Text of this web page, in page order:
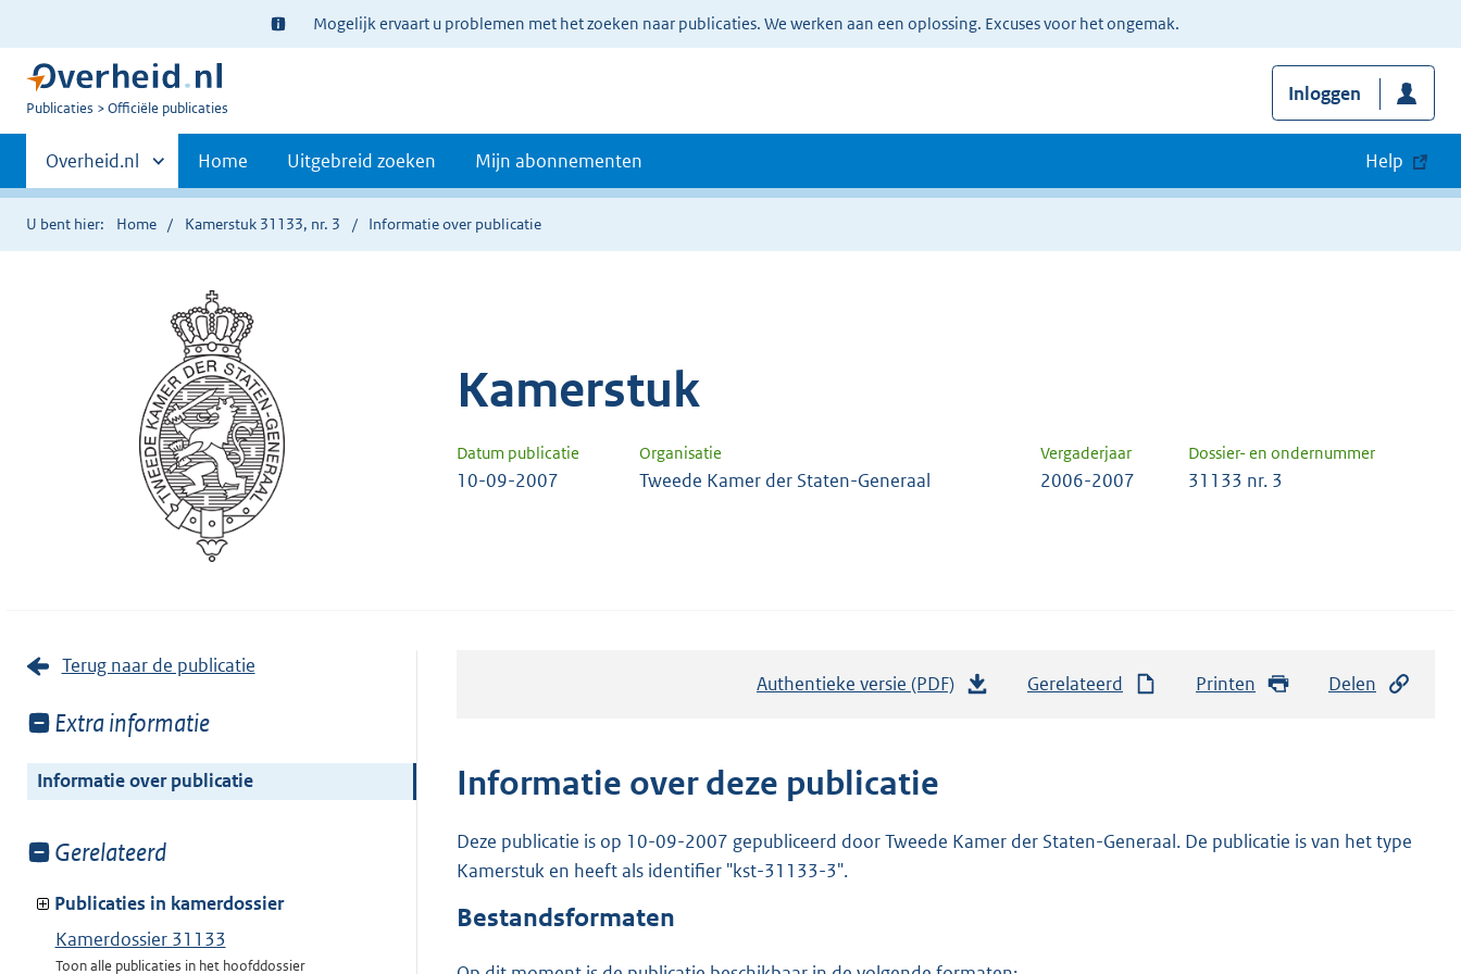
Ter
informatie:
Mogelijk ervaart u problemen met het zoeken naar publicaties. We werken aan een oplossing. Excuses voor het ongemak.
U
Publicaties Officiële publicaties
Inloggen
Primaire
navigatie
Andere
sites
binnen
Overheid.nl Home Uitgebreid zoeken Mijn abonnementen Help
U bent hier: Home Kamerstuk 31133, nr. 3 Informatie over publicatie
Kamerstuk
Datum publicatie Organisatie Vergaderjaar Dossier- en ondernummer
10-09-2007 Tweede Kamer der Staten-Generaal 2006-2007 31133 nr. 3
Terug naar de publicatie
Toon
van:
Extra informatie
Informatie over publicatie
Toon
van:
Gerelateerd
Publicaties in kamerdossier
Kamerdossier 31133
Toon alle publicaties in het hoofddossier
Authentieke versie (PDF)
n
Gerelateerd Printen Delen
Informatie over deze publicatie
Deze publicatie is op 10-09-2007 gepubliceerd door Tweede Kamer der Staten-Generaal. De publicatie is van het type
Kamerstuk en heeft als identifier "kst-31133-3".
Bestandsformaten